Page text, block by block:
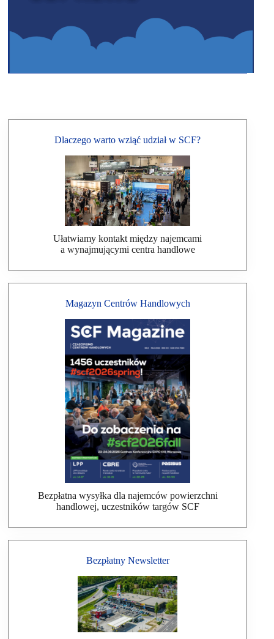
Dlaczego warto wziąć udział w SCF?
Ułatwiamy kontakt między najemcami
a wynajmującymi centra handlowe
Magazyn Centrów Handlowych
Bezpłatna wysyłka dla najemców powierzchni
handlowej, uczestników targów SCF
Bezpłatny Newsletter